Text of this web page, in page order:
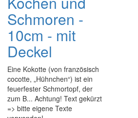
Schmoren -
10cm - mit
Deckel
Eine Kokotte (von französisch
cocotte, „Hühnchen“) ist ein
feuerfester Schmortopf, der
zum B... Achtung! Text gekürzt
=> bitte eigene Texte